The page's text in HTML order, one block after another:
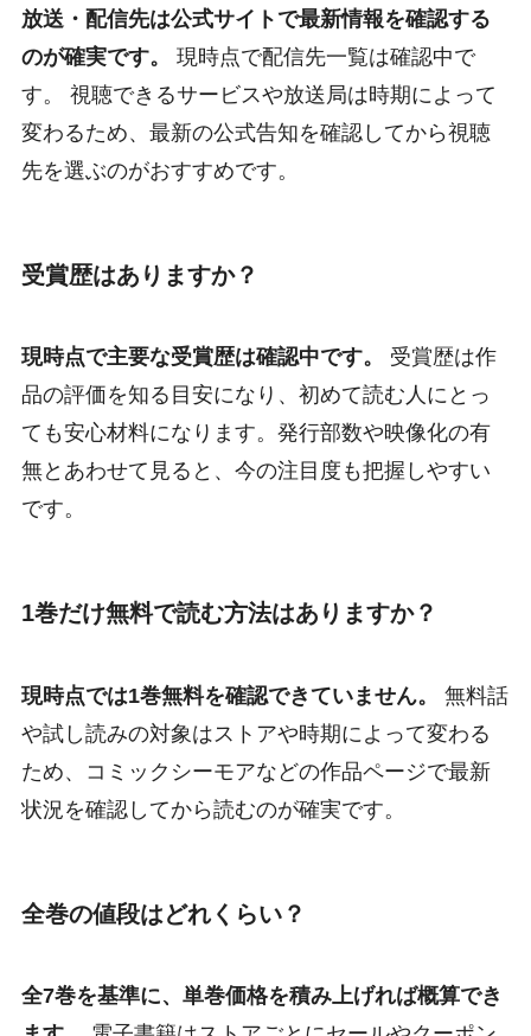
放送・配信先は公式サイトで最新情報を確認する
のが確実です。
現時点で配信先一覧は確認中で
す。 視聴できるサービスや放送局は時期によって
変わるため、最新の公式告知を確認してから視聴
先を選ぶのがおすすめです。
受賞歴はありますか？
現時点で主要な受賞歴は確認中です。
受賞歴は作
品の評価を知る目安になり、初めて読む人にとっ
ても安心材料になります。発行部数や映像化の有
無とあわせて見ると、今の注目度も把握しやすい
です。
1巻だけ無料で読む方法はありますか？
現時点では1巻無料を確認できていません。
無料話
や試し読みの対象はストアや時期によって変わる
ため、コミックシーモアなどの作品ページで最新
状況を確認してから読むのが確実です。
全巻の値段はどれくらい？
全7巻を基準に、単巻価格を積み上げれば概算でき